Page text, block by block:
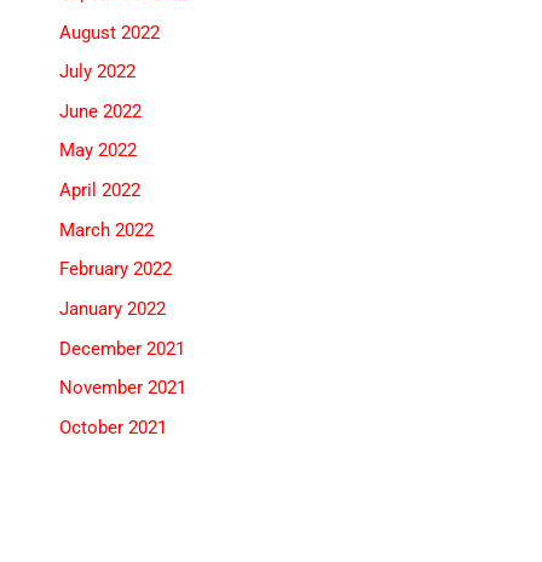
August 2022
July 2022
June 2022
May 2022
April 2022
March 2022
February 2022
January 2022
December 2021
November 2021
October 2021